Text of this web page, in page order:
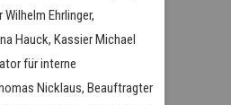
Ehrlinger,
Hauck, Kassier Michael
für interne
Nicklaus, Beauftragter